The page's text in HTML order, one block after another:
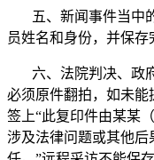
五、新闻事件当中的
员姓名和身份，并保存
六、法院判决、政府
必须原件翻拍，如未
签上“此复印件由某某
涉及法律问题或其他